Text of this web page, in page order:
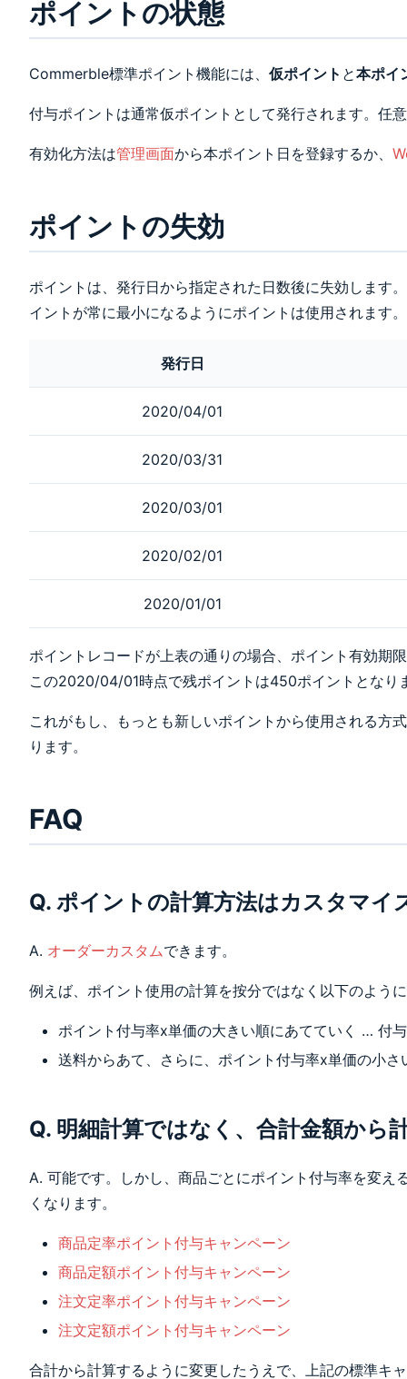
2760 \} &=
\min \{ 438 -
&= \min \{
398, 2760 \}\\
&= 398\\
\end{aligned}
\\
捨五入( 四捨五
入(810 \cdot
{5618}) \cdot
\frac{174}
\cdot
{1922} ),
174\} \\ &= 25
\end{aligned}
\begin{aligned}
(4) \min \{ 四
捨五入(810
\cdot
{5618}) - 25,
1748 \} &=
&= \min \{
252, 1748 \}\\
\\
\begin{aligned}
43
\\
\begin{aligned}
(6) 252 + 25 =
277
\begin{aligned}
(7) 810 - (438 +
277) = 95
\end{aligned}
ポイントの状態
Commerble標準ポイント機能には、 仮ポイント と本ポイ
付与ポイントは通常仮ポイントとして発行されます。任
有効化方法は管理画面から本ポイント日を登録するか、
ポイントの失効
ポイントは、発行日から指定された日数後に失効します
イントが常に最小になるようにポイントは使用されます。
発行日
2020/04/01
2020/03/31
2020/03/01
2020/02/01
2020/01/01
ポイントレコードが上表の通りの場合、ポイント有効
この2020/04/01時点で残ポイントは450ポイントとなり
これがもし、もっとも新しいポイントから使用される
ります。
FAQ
Q. ポイントの計算方法はカスタマイ
A. オーダーカスタムできます。
例えば、ポイント使用の計算を按分ではなく以下のよう
ポイント付与率x単価の大きい順にあてていく … 付
送料からあて、さらに、ポイント付与率x単価の小
Q. 明細計算ではなく、合計金額から
A. 可能です。しかし、商品ごとにポイント付与率を変
くなります。
商品定率ポイント付与キャンペーン
商品定額ポイント付与キャンペーン
注文定率ポイント付与キャンペーン
注文定額ポイント付与キャンペーン
合計から計算するように変更したうえで、上記の標準キ